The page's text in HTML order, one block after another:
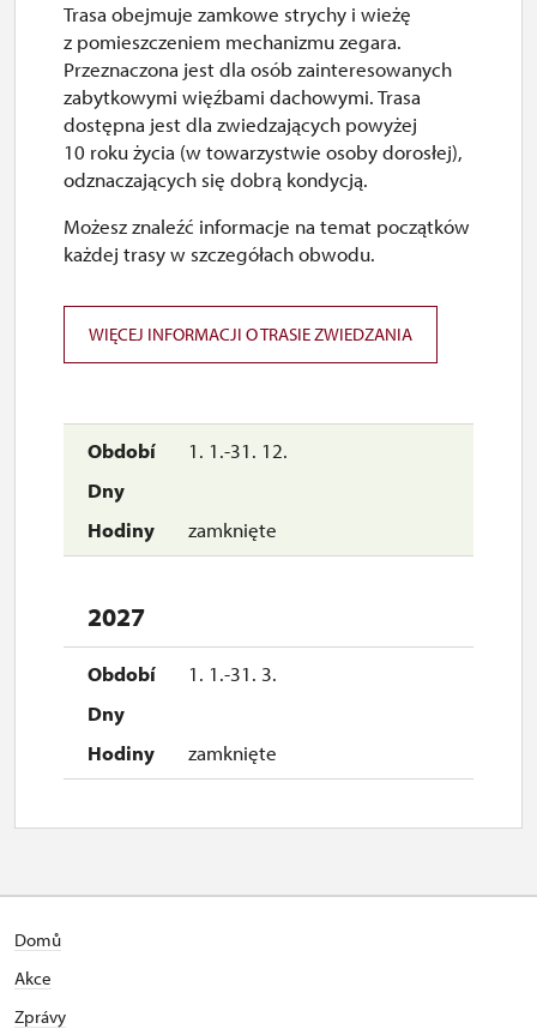
1. 1.-31. 12.
zamknięte
2027
1. 1.-31. 3.
zamknięte
Trasa obejmuje zamkowe strychy i wieżę
z pomieszczeniem mechanizmu zegara.
Przeznaczona jest dla osób zainteresowanych
zabytkowymi więźbami dachowymi. Trasa
dostępna jest dla zwiedzających powyżej
10 roku życia (w towarzystwie osoby dorosłej),
odznaczających się dobrą kondycją.
Możesz znaleźć informacje na temat początków
każdej trasy w szczegółach obwodu.
WIĘCEJ INFORMACJI O TRASIE ZWIEDZANIA
Domů
Akce
Zprávy